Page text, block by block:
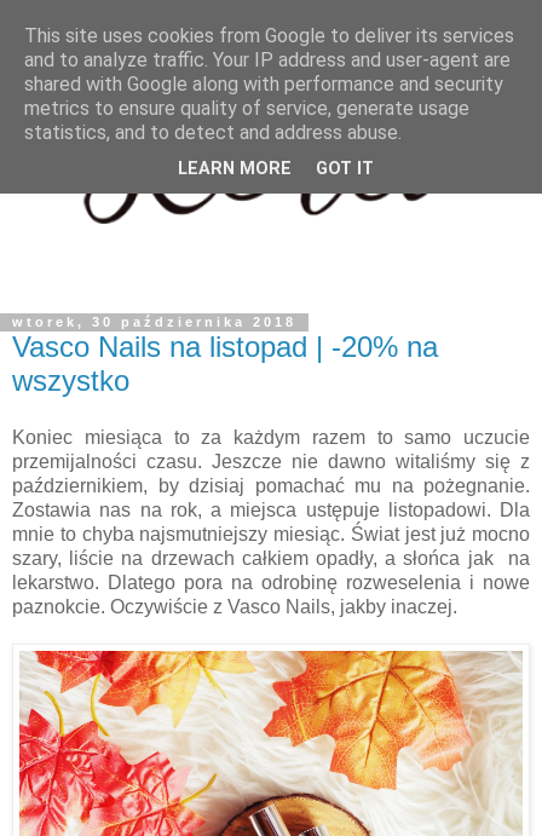
wtorek, 30 października 2018
Vasco Nails na listopad | -20% na
wszystko
Koniec miesiąca to za każdym razem to samo uczucie
przemijalności czasu. Jeszcze nie dawno witaliśmy się z
październikiem, by dzisiaj pomachać mu na pożegnanie.
Zostawia nas na rok, a miejsca ustępuje listopadowi. Dla
mnie to chyba najsmutniejszy miesiąc. Świat jest już mocno
szary, liście na drzewach całkiem opadły, a słońca jak na
lekarstwo. Dlatego pora na odrobinę rozweselenia i nowe
paznokcie. Oczywiście z Vasco Nails, jakby inaczej.
This site uses cookies from Google to deliver its services
and to analyze traffic. Your IP address and user-agent are
shared with Google along with performance and security
metrics to ensure quality of service, generate usage
statistics, and to detect and address abuse.
LEARN MORE GOT IT